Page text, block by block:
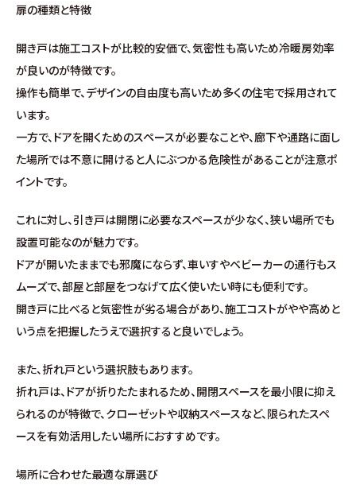
∟性能 / 耐震・制震性能
∟家づくりの流れ
∟宿泊体験予約
∟内覧予約
∟ご宿泊体験者フォト
扉の種類と特徴
開き戸は施工コストが比較的安価で、気密性も高いため冷暖房効率
が良いのが特徴です。
操作も簡単で、デザインの自由度も高いため多くの住宅で採用されて
います。
一方で、ドアを開くためのスペースが必要なことや、廊下や通路に面し
た場所では不意に開けると人にぶつかる危険性があることが注意ポ
イントです。
これに対し、引き戸は開閉に必要なスペースが少なく、狭い場所でも
設置可能なのが魅力です。
ドアが開いたままでも邪魔にならず、車いすやベビーカーの通行もス
ムーズで、部屋と部屋をつなげて広く使いたい時にも便利です。
開き戸に比べると気密性が劣る場合があり、施工コストがやや高めと
いう点を把握したうえで選択すると良いでしょう。
また、折れ戸という選択肢もあります。
折れ戸は、ドアが折りたたまれるため、開閉スペースを最小限に抑え
られるのが特徴で、クローゼットや収納スペースなど、限られたスペ
ースを有効活用したい場所におすすめです。
場所に合わせた最適な扉選び